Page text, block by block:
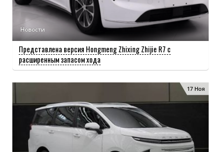
Новости
Представлена ​​версия Hongmeng Zhixing Zhijie R7 с
расширенным запасом хода
17 Ноя